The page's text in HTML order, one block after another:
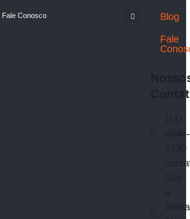
Fale Conosco Blog
Fale
4646-
2730
Sexta